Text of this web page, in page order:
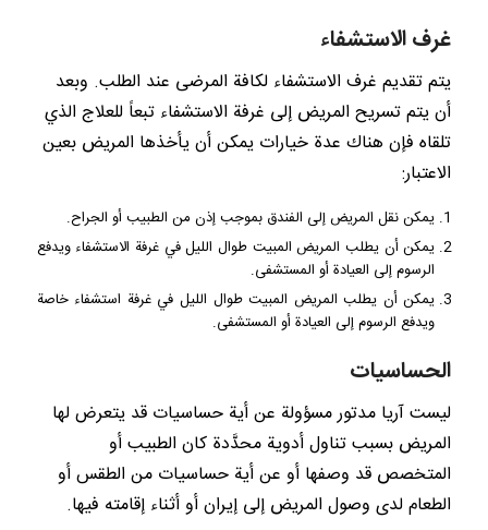
غرف الاستشفاء
يتم تقديم غرف الاستشفاء لكافة المرضى عند الطلب. وبعد
أن يتم تسريح المريض إلى غرفة الاستشفاء تبعاً للعلاج الذي
تلقاه فإن هناك عدة خيارات يمكن أن يأخذها المريض بعين
الاعتبار:
يمكن نقل المريض إلى الفندق بموجب إذن من الطبيب أو الجراح.
يمكن أن يطلب المريض المبيت طوال الليل في غرفة الاستشفاء ويدفع
الرسوم إلى العيادة أو المستشفى.
يمكن أن يطلب المريض المبيت طوال الليل في غرفة استشفاء خاصة
ويدفع الرسوم إلى العيادة أو المستشفى.
الحساسيات
ليست آريا مدتور مسؤولة عن أية حساسيات قد يتعرض لها
المريض بسبب تناول أدوية محدَّدة كان الطبيب أو
المتخصص قد وصفها أو عن أية حساسيات من الطقس أو
الطعام لدى وصول المريض إلى إيران أو أثناء إقامته فيها.